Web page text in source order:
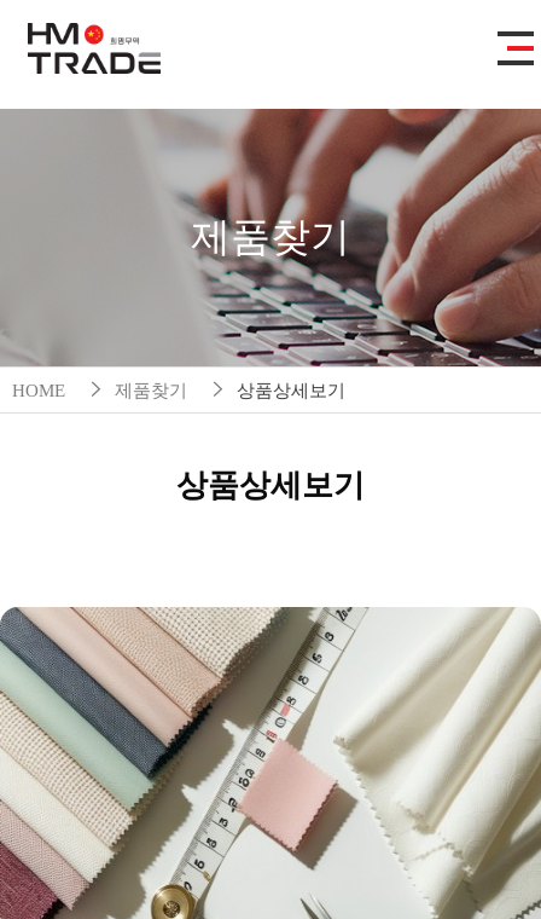
제품찾기
HOME 제품찾기 상품상세보기
상품상세보기